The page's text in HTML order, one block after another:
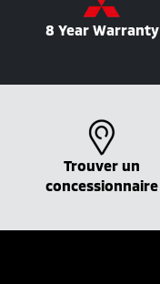
8 Year Warranty
Trouver un
concessionnaire